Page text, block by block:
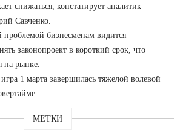
снижаться, констатирует аналитик
Савченко.
проблемой бизнесменам видится
законопроект в короткий срок, что
на рынке.
1 марта завершилась тяжелой волевой
МЕТКИ